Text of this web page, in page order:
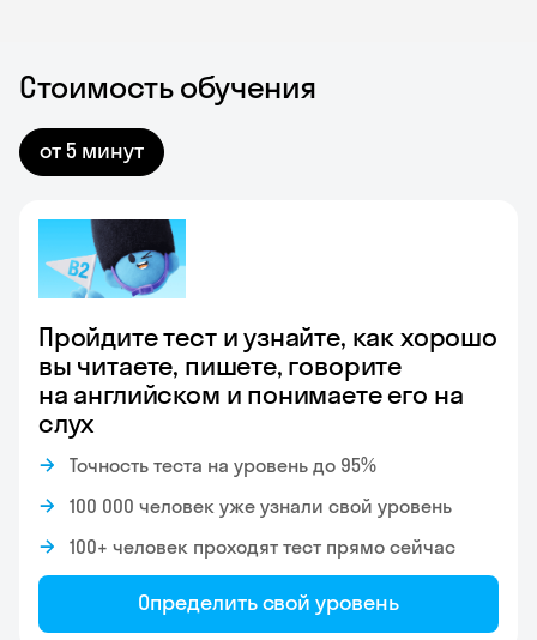
Стоимость обучения
от 5 минут
Пройдите тест и узнайте, как хорошо
вы читаете, пишете, говорите
на английском и понимаете его на
слух
Точность теста на уровень до 95%
100 000 человек уже узнали свой уровень
100+ человек проходят тест прямо сейчас
Определить свой уровень